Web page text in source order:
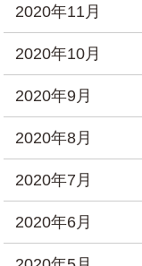
2020年11月
2020年10月
2020年9月
2020年8月
2020年7月
2020年6月